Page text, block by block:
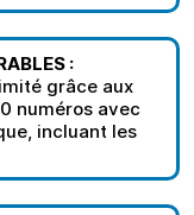
:
grâce aux
numéros avec
incluant les